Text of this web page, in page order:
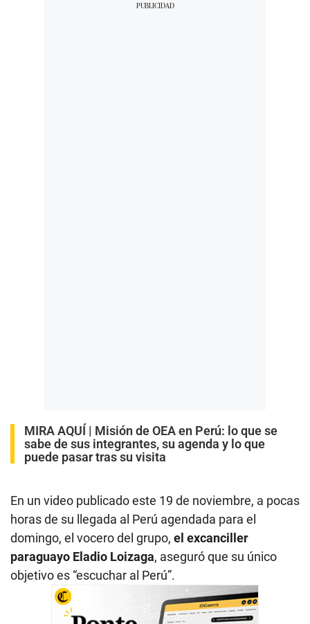
MIRA AQUÍ | Misión de OEA en Perú: lo que se
sabe de sus integrantes, su agenda y lo que
puede pasar tras su visita
En un video publicado este 19 de noviembre, a pocas
horas de su llegada al Perú agendada para el
domingo, el vocero del grupo, el excanciller
paraguayo Eladio Loizaga, aseguró que su único
objetivo es “escuchar al Perú”.